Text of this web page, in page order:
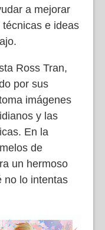
a mejorar
e ideas
Ross Tran,
por sus
imágenes
y las
En la
de
un hermoso
no lo intentas